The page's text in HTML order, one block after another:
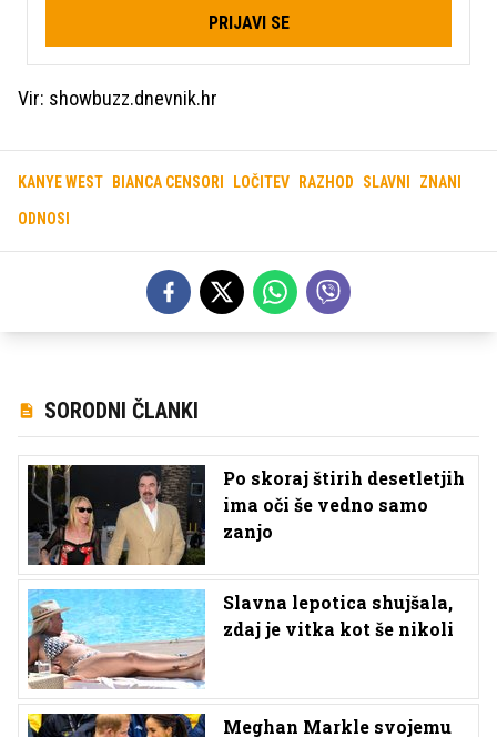
PRIJAVI SE
Vir: showbuzz.dnevnik.hr
KANYE WEST BIANCA CENSORI LOČITEV RAZHOD SLAVNI ZNANI
ODNOSI
SORODNI ČLANKI
Po skoraj štirih desetletjih
ima oči še vedno samo
zanjo
Slavna lepotica shujšala,
zdaj je vitka kot še nikoli
Meghan Markle svojemu